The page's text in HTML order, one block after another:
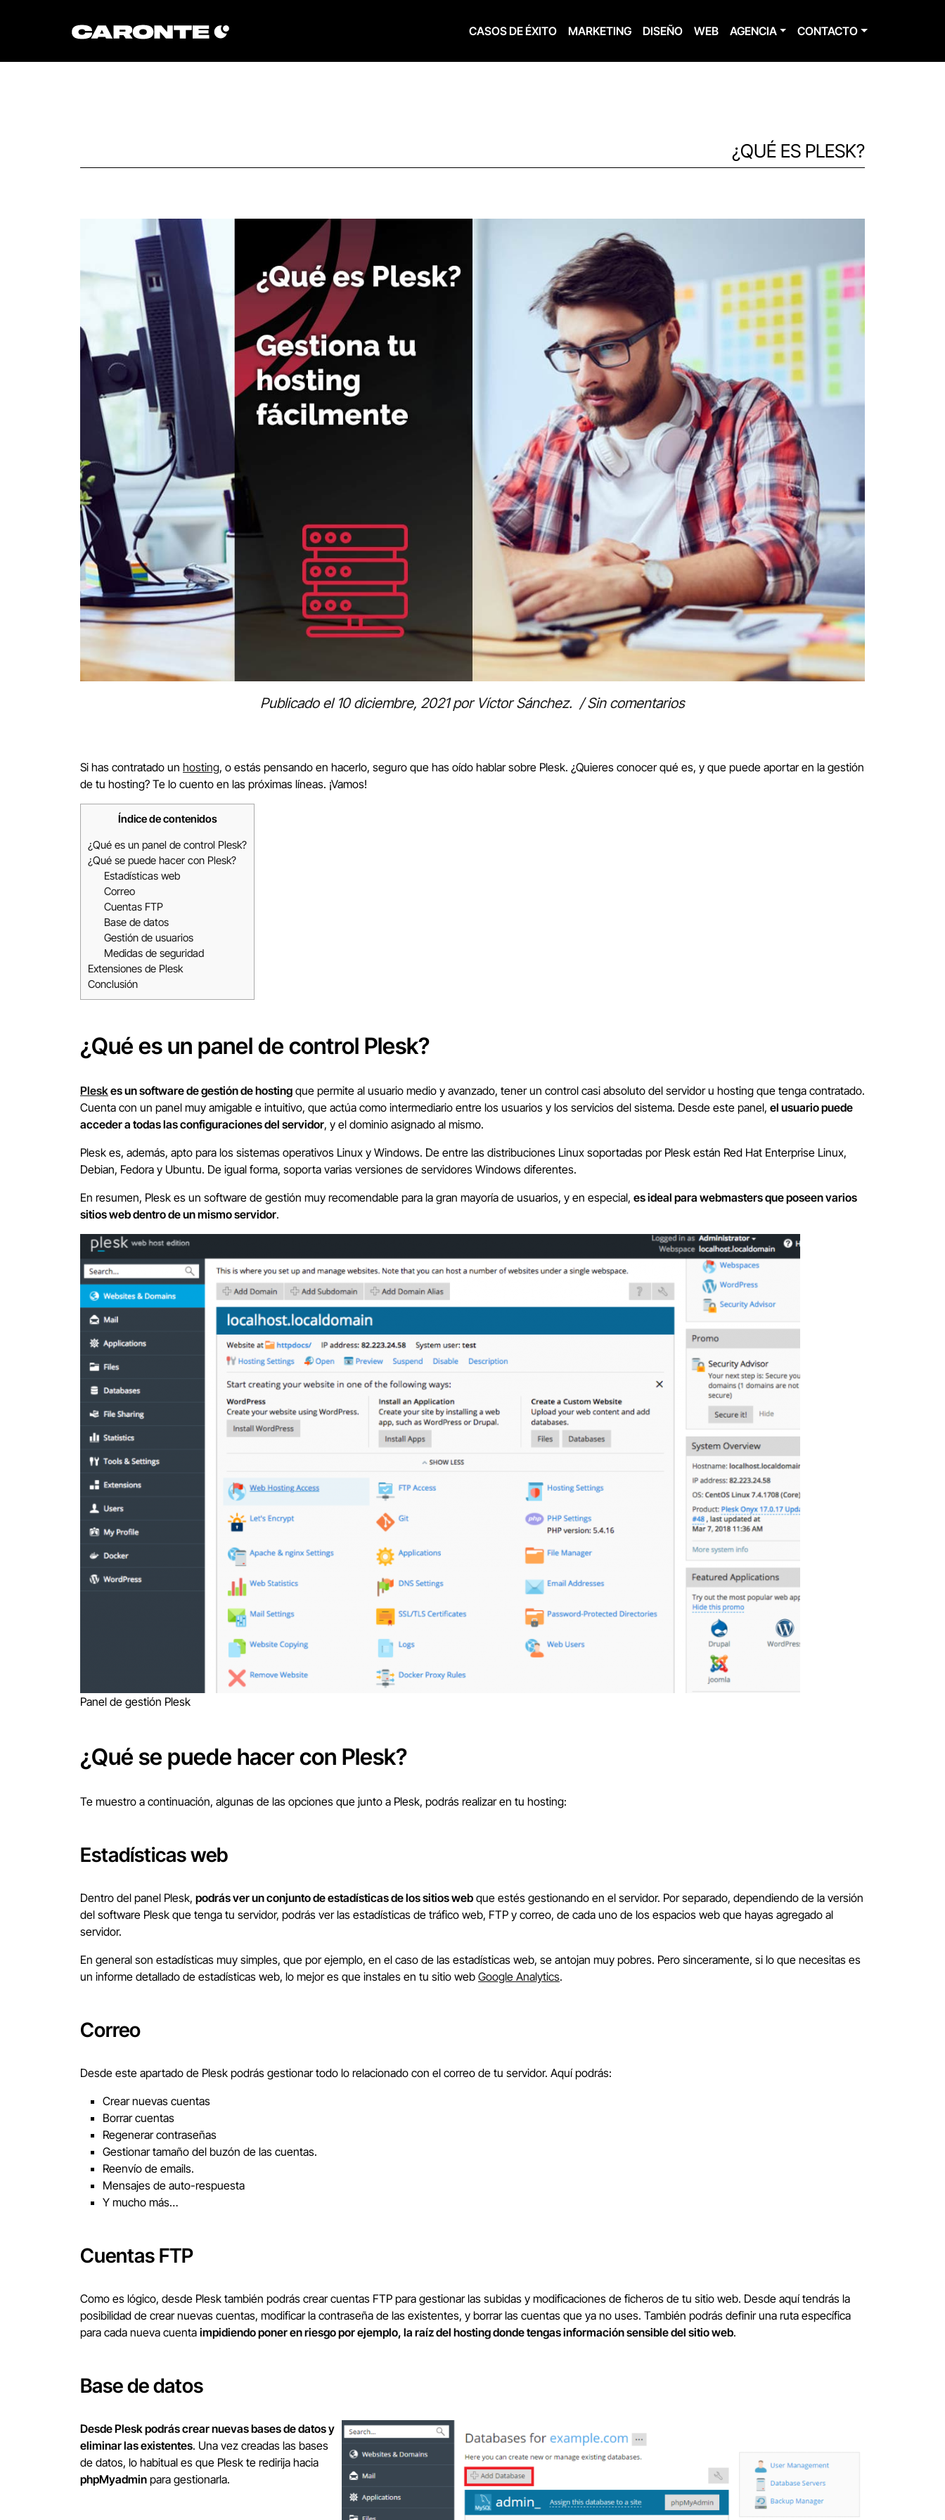
CASOS DE ÉXITO MARKETING DISEÑO WEB AGENCIA CONTACTO
¿QUÉ ES PLESK?
Publicado el 10 diciembre, 2021por Víctor Sánchez. /Sin comentarios
Si has contratado un hosting, o estás pensando en hacerlo, seguro que has oído hablar sobre Plesk. ¿Quieres conocer qué es, y que puede aportar en la gestión
de tu hosting? Te lo cuento en las próximas líneas. ¡Vamos!
Índice de contenidos
¿Qué es un panel de control Plesk?
¿Qué se puede hacer con Plesk?
Estadísticas web
Correo
Cuentas FTP
Base de datos
Gestión de usuarios
Medidas de seguridad
Extensiones de Plesk
Conclusión
¿Qué es un panel de control Plesk?
Pleskes un software de gestión de hosting que permite al usuario medio y avanzado, tener un control casi absoluto del servidor u hosting que tenga contratado.
Cuenta con un panel muy amigable e intuitivo, que actúa como intermediario entre los usuarios y los servicios del sistema. Desde este panel, el usuario puede
acceder a todas las configuraciones del servidor, y el dominio asignado al mismo.
Plesk es, además, apto para los sistemas operativos Linux y Windows. De entre las distribuciones Linux soportadas por Plesk están Red Hat Enterprise Linux,
Debian, Fedora y Ubuntu. De igual forma, soporta varias versiones de servidores Windows diferentes.
En resumen, Plesk es un software de gestión muy recomendable para la gran mayoría de usuarios, y en especial, es ideal para webmasters que poseen varios
sitios web dentro de un mismo servidor.
Panel de gestión Plesk
¿Qué se puede hacer con Plesk?
Te muestro a continuación, algunas de las opciones que junto a Plesk, podrás realizar en tu hosting:
Estadísticas web
Dentro del panel Plesk, podrás ver un conjunto de estadísticas de los sitios web que estés gestionando en el servidor. Por separado, dependiendo de la versión
del software Plesk que tenga tu servidor, podrás ver las estadísticas de tráfico web, FTP y correo, de cada uno de los espacios web que hayas agregado al
servidor.
En general son estadísticas muy simples, que por ejemplo, en el caso de las estadísticas web, se antojan muy pobres. Pero sinceramente, si lo que necesitas es
un informe detallado de estadísticas web, lo mejor es que instales en tu sitio web Google Analytics.
Correo
Desde este apartado de Plesk podrás gestionar todo lo relacionado con el correo de tu servidor. Aquí podrás:
Crear nuevas cuentas
Borrar cuentas
Regenerar contraseñas
Gestionar tamaño del buzón de las cuentas.
Reenvío de emails.
Mensajes de auto-respuesta
Y mucho más…
Cuentas FTP
Como es lógico, desde Plesk también podrás crear cuentas FTP para gestionar las subidas y modificaciones de ficheros de tu sitio web. Desde aquí tendrás la
posibilidad de crear nuevas cuentas, modificar la contraseña de las existentes, y borrar las cuentas que ya no uses. También podrás definir una ruta específica
para cada nueva cuenta impidiendo poner en riesgo por ejemplo, la raíz del hosting donde tengas información sensible del sitio web.
Base de datos
Desde Plesk podrás crear nuevas bases de datos y
eliminar las existentes. Una vez creadas las bases
de datos, lo habitual es que Plesk te redirija hacia
phpMyadmin para gestionarla.